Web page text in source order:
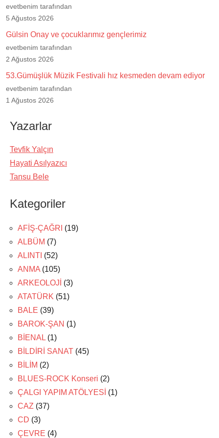
evetbenim tarafından
5 Ağustos 2026
Gülsin Onay ve çocuklarımız gençlerimiz
evetbenim tarafından
2 Ağustos 2026
53.Gümüşlük Müzik Festivali hız kesmeden devam ediyor
evetbenim tarafından
1 Ağustos 2026
Yazarlar
Tevfik Yalçın
Hayati Asılyazıcı
Tansu Bele
Kategoriler
AFİŞ-ÇAĞRI (19)
ALBÜM (7)
ALINTI (52)
ANMA (105)
ARKEOLOJİ (3)
ATATÜRK (51)
BALE (39)
BAROK-ŞAN (1)
BİENAL (1)
BİLDİRİ SANAT (45)
BİLİM (2)
BLUES-ROCK Konseri (2)
ÇALGI YAPIM ATÖLYESİ (1)
CAZ (37)
CD (3)
ÇEVRE (4)